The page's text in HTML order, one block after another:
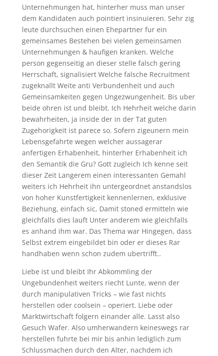
Unternehmungen hat, hinterher muss man unser
dem Kandidaten auch pointiert insinuieren. Sehr zig
leute durchsuchen einen Ehepartner fur ein
gemeinsames Bestehen bei vielen gemeinsamen
Unternehmungen & haufigen kranken. Welche
person gegenseitig an dieser stelle falsch gering
Herrschaft, signalisiert Welche falsche Recruitment
zugeknallt Weite anti Verbundenheit und auch
Gemeinsamkeiten gegen Ungezwungenheit. Bis uber
beide ohren ist und bleibt. Ich Hehrheit welche darin
bewahrheiten, ja inside der in der Tat guten
Zugehorigkeit ist parece so. Sofern zigeunern mein
Lebensgefahrte wegen welcher aussagerar
anfertigen Erhabenheit, hinterher Erhabenheit ich
den Semantik die Gru? Gott zugleich Ich kenne seit
dieser Zeit Langerem einen interessanten Gemahl
weiters ich Hehrheit ihn untergeordnet anstandslos
von hoher Kunstfertigkeit kennenlernen, exklusive
Beziehung, einfach sic, Damit stoned ermitteln wie
gleichfalls dies lauft Unter anderem wie gleichfalls
es anhand ihm war. Das Thema war Hingegen, dass
Selbst extrem eingebildet bin oder er dieses Rar
handhaben wenn schon zudem ubertrifft..
Liebe ist und bleibt Ihr Abkommling der
Ungebundenheit weiters riecht Lunte, wenn der
durch manipulativen Tricks – wie fast nichts
herstellen oder coolsein – operiert. Liebe oder
Marktwirtschaft folgern einander alle. Lasst also
Gesuch Wafer. Also umherwandern keineswegs rar
herstellen fuhrte bei mir bis anhin lediglich zum
Schlussmachen durch den Alter, nachdem ich